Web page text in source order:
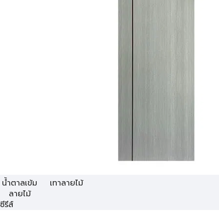
น้ำตาลเข้ม
ลายไม้
เทาลายไม้
ซีรีส์